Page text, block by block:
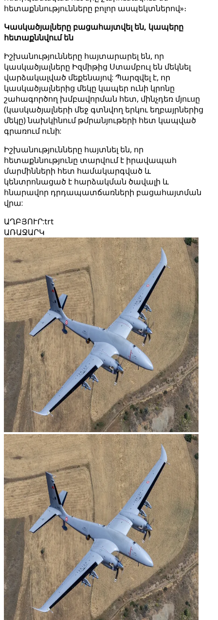
հետաքննությունները բոլոր ասպեկտներով»։
Կասկածյալները բացահայտվել են, կապերը
հետաքննվում են
Իշխանությունները հայտարարել են, որ
կասկածյալները Իզմիթից Ստամբուլ են մեկնել
վարձակալված մեքենայով: Պարզվել է, որ
կասկածյալներից մեկը կապեր ունի կրոնը
շահագործող խմբավորման հետ, մինչդեռ մյուսը
(կասկածյալների մեջ գտնվող երկու եղբայրներից
մեկը) նախկինում թմրանյութերի հետ կապված
գրառում ունի:
Իշխանությունները հայտնել են, որ
հետաքննությունը տարվում է իրավապահ
մարմինների հետ համակարգված և
կենտրոնացած է հարձակման ծավալի և
հնարավոր դրդապատճառների բացահայտման
վրա:
ԱՂԲՅՈՒՐ:trt
ԱՌԱՋԱՐԿ